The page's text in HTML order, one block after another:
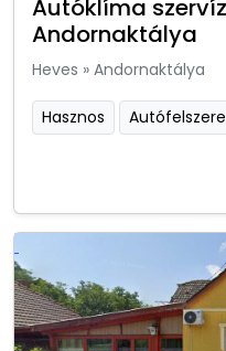
Autóklíma
Andornaktálya
Heves » Andornaktálya
Hasznos